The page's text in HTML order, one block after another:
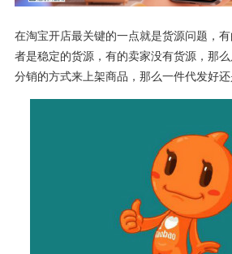
在淘宝开店最关键的一点就是货源问题，
者是稳定的货源，有的卖家没有货源，那
分销的方式来上架商品，那么一件代发好